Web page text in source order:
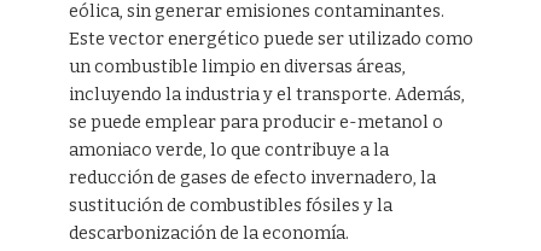
eólica, sin generar emisiones contaminantes.
Este vector energético puede ser utilizado como
un combustible limpio en diversas áreas,
incluyendo la industria y el transporte. Además,
se puede emplear para producir e-metanol o
amoniaco verde, lo que contribuye a la
reducción de gases de efecto invernadero, la
sustitución de combustibles fósiles y la
descarbonización de la economía.